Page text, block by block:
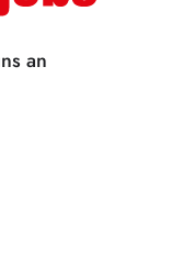
an